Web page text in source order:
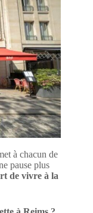
à chacun de
pause plus
de vivre à la